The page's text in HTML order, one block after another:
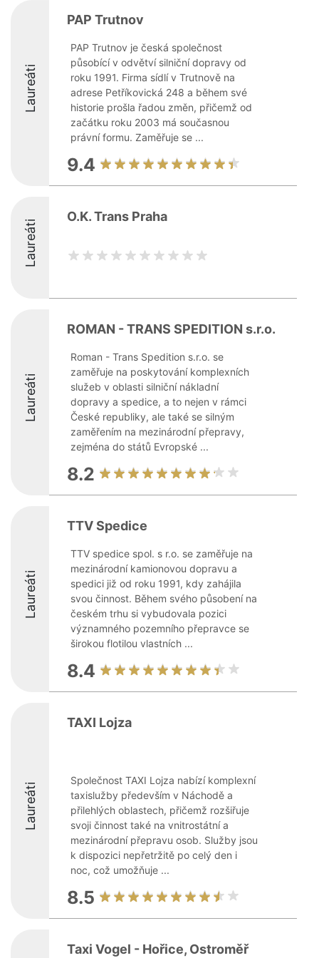
Laureáti
PAP Trutnov
PAP Trutnov je česká společnost
působící v odvětví silniční dopravy od
roku 1991. Firma sídlí v Trutnově na
adrese Petříkovická 248 a během své
historie prošla řadou změn, přičemž od
začátku roku 2003 má současnou
právní formu. Zaměřuje se ...
9.4
Laureáti
O.K. Trans Praha
Laureáti
ROMAN - TRANS SPEDITION s.r.o.
Roman - Trans Spedition s.r.o. se
zaměřuje na poskytování komplexních
služeb v oblasti silniční nákladní
dopravy a spedice, a to nejen v rámci
České republiky, ale také se silným
zaměřením na mezinárodní přepravy,
zejména do států Evropské ...
8.2
Laureáti
TTV Spedice
TTV spedice spol. s r.o. se zaměřuje na
mezinárodní kamionovou dopravu a
spedici již od roku 1991, kdy zahájila
svou činnost. Během svého působení na
českém trhu si vybudovala pozici
významného pozemního přepravce se
širokou flotilou vlastních ...
8.4
Laureáti
TAXI Lojza
Společnost TAXI Lojza nabízí komplexní
taxislužby především v Náchodě a
přilehlých oblastech, přičemž rozšiřuje
svoji činnost také na vnitrostátní a
mezinárodní přepravu osob. Služby jsou
k dispozici nepřetržitě po celý den i
noc, což umožňuje ...
8.5
Taxi Vogel - Hořice, Ostroměř